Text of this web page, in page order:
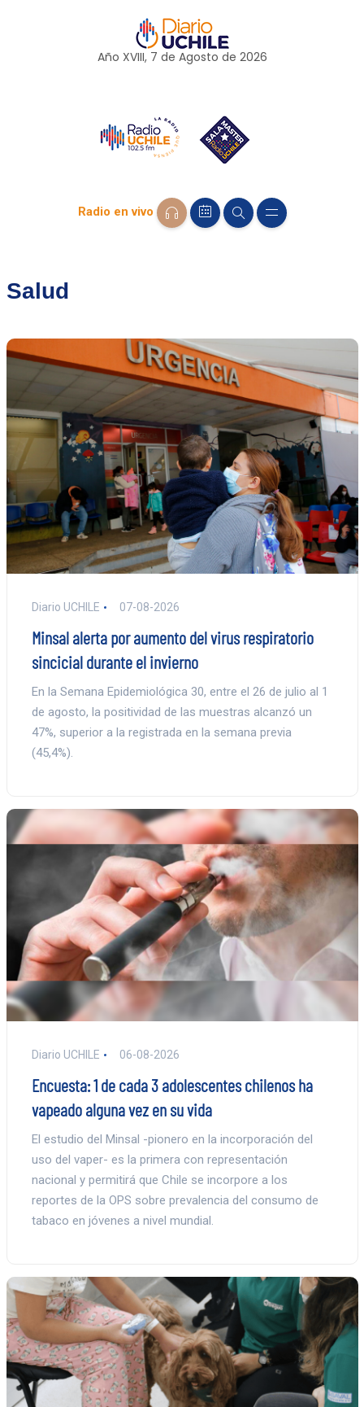
Año XVIII, 7 de Agosto de 2026
Radio en vivo
Salud
Diario UCHILE 07-08-2026
Minsal alerta por aumento del virus respiratorio
sincicial durante el invierno
En la Semana Epidemiológica 30, entre el 26 de julio al 1
de agosto, la positividad de las muestras alcanzó un
47%, superior a la registrada en la semana previa
(45,4%).
Diario UCHILE 06-08-2026
Encuesta: 1 de cada 3 adolescentes chilenos ha
vapeado alguna vez en su vida
El estudio del Minsal -pionero en la incorporación del
uso del vaper- es la primera con representación
nacional y permitirá que Chile se incorpore a los
reportes de la OPS sobre prevalencia del consumo de
tabaco en jóvenes a nivel mundial.